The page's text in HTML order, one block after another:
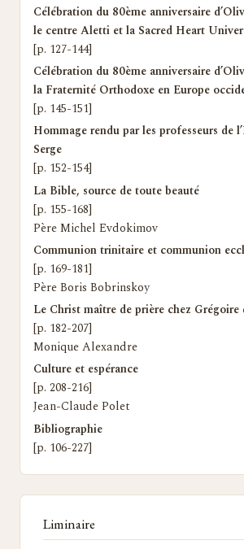
Célébration du 80ème anniversaire
le centre Aletti et la Sacred Heart
[p. 127-144]
Célébration du 80ème anniversaire
la Fraternité Orthodoxe en Europe
[p. 145-151]
Hommage rendu par les professeurs de
Serge
[p. 152-154]
La Bible, source de toute beauté
[p. 155-168]
Père Michel Evdokimov
Communion trinitaire et communion
[p. 169-181]
Père Boris Bobrinskoy
Le Christ maître de prière chez Grégoire
[p. 182-207]
Monique Alexandre
Culture et espérance
[p. 208-216]
Jean-Claude Polet
Bibliographie
[p. 106-227]
Liminaire